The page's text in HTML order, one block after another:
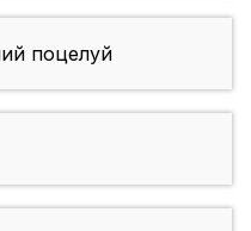
поцелуй